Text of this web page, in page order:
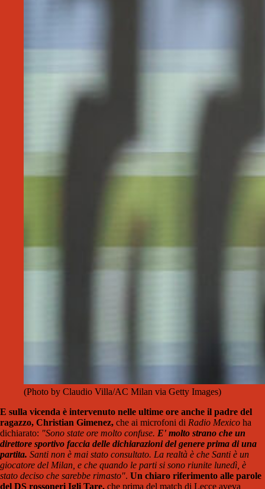
(Photo by Claudio Villa/AC Milan via Getty Images)
E sulla vicenda è intervenuto nelle ultime ore anche il padre del
ragazzo, Christian Gimenez, che ai microfoni di Radio Mexico ha
dichiarato: "Sono state ore molto confuse. E' molto strano che un
direttore sportivo faccia delle dichiarazioni del genere prima di una
partita. Santi non è mai stato consultato. La realtà è che Santi è un
giocatore del Milan, e che quando le parti si sono riunite lunedì, è
stato deciso che sarebbe rimasto". Un chiaro riferimento alle parole
del DS rossoneri Igli Tare, che prima del match di Lecce aveva